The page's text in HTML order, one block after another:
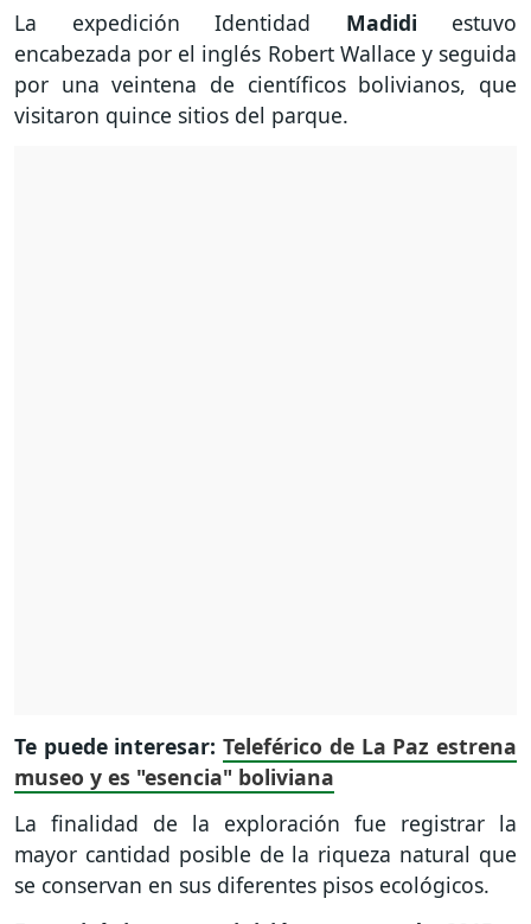
La expedición Identidad Madidi estuvo
encabezada por el inglés Robert Wallace y seguida
por una veintena de científicos bolivianos, que
visitaron quince sitios del parque.
Te puede interesar:Teleférico de La Paz estrena
museo y es "esencia" boliviana
La finalidad de la exploración fue registrar la
mayor cantidad posible de la riqueza natural que
se conservan en sus diferentes pisos ecológicos.